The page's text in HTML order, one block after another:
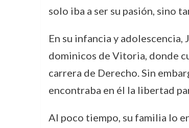
solo iba a ser su pasión, sino
En su infancia y
dominicos de Vitoria, donde
carrera de Derecho. Sin
encontraba en él la libertad
Al poco tiempo, su familia lo